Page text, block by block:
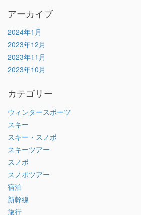
アーカイブ
2024年1月
2023年12月
2023年11月
2023年10月
カテゴリー
ウィンタースポーツ
スキー
スキー・スノボ
スキーツアー
スノボ
スノボツアー
宿泊
新幹線
旅行